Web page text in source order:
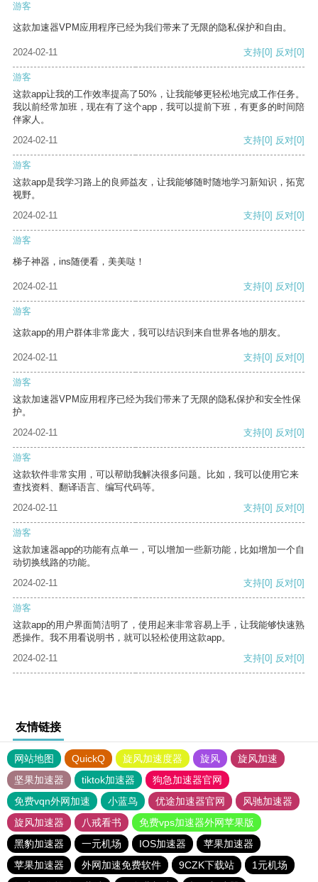
游客
这款加速器VPM应用程序已经为我们带来了无限的隐私保护和自由。
2024-02-11 支持[0] 反对[0]
游客
这款app让我的工作效率提高了50%，让我能够更轻松地完成工作任务。
我以前经常加班，现在有了这个app，我可以提前下班，有更多的时间陪
伴家人。
2024-02-11
支持[0] 反对[0]
游客
这款app是我学习路上的良师益友，让我能够随时随地学习新知识，拓宽
视野。
2024-02-11
支持[0] 反对[0]
游客
梯子神器，ins随便看，美美哒！
2024-02-11 支持[0] 反对[0]
游客
这款app的用户群体非常庞大，我可以结识到来自世界各地的朋友。
2024-02-11 支持[0] 反对[0]
游客
这款加速器VPM应用程序已经为我们带来了无限的隐私保护和安全性保
护。
2024-02-11
支持[0] 反对[0]
游客
这款软件非常实用，可以帮助我解决很多问题。比如，我可以使用它来
查找资料、翻译语言、编写代码等。
2024-02-11
支持[0] 反对[0]
游客
这款加速器app的功能有点单一，可以增加一些新功能，比如增加一个自
动切换线路的功能。
2024-02-11
支持[0] 反对[0]
游客
这款app的用户界面简洁明了，使用起来非常容易上手，让我能够快速熟
悉操作。我不用看说明书，就可以轻松使用这款app。
2024-02-11
支持[0] 反对[0]
友情链接
网站地图 QuickQ 旋风加速度器 旋风
旋风加速
坚果加速器
tiktok加速器
狗急加速器官网
免费vqn外网加速
小蓝鸟 优途加速器官网
风驰加速器
旋风加速器
八戒看书
免费vps加速器外网苹果版
黑豹加速器
一元机场 IOS加速器
苹果加速器
苹果加速器
外网加速免费软件 9CZK下载站
1元机场